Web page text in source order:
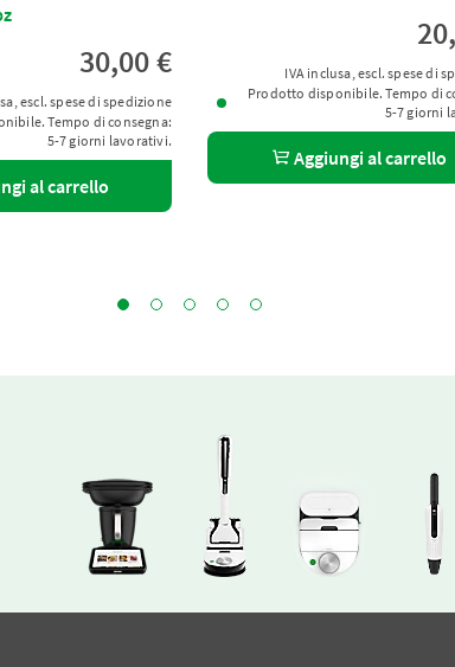
30,00 €
escl. spese di spedizione
Tempo di consegna:
5-7 giorni lavorativi.
al carrello
IVA inclusa, escl. spese di
Prodotto disponibile. Tempo di
5-7 giorni
Aggiungi al carrello